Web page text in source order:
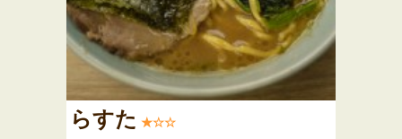
らすた ★☆☆